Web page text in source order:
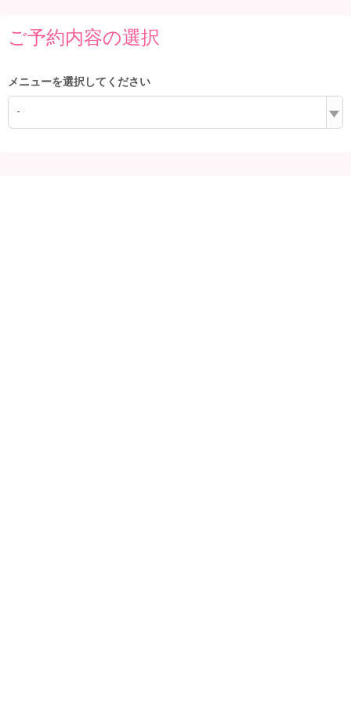
ご予約内容の選択
メニューを選択してください
-